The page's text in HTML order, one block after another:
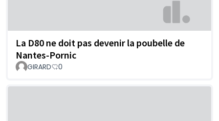
La D80 ne doit pas devenir la poubelle de
Nantes-Pornic
GIRARD 0